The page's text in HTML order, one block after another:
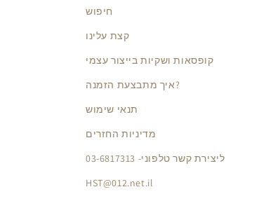
חיפוש
קצת עלינו
קופסאות ושקיות בייצור עצמי
איך מתבצעת הזמנה?
תנאי שימוש
מדיניות החזרים
ליצירת קשר טלפוני- 03-6817313
HST@012.net.il